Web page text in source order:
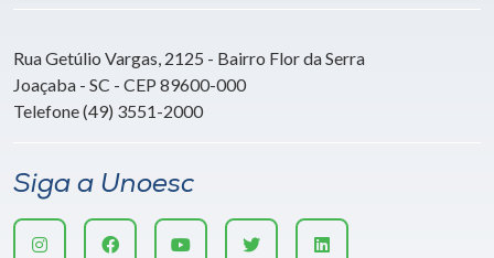
Rua Getúlio Vargas, 2125 - Bairro Flor da Serra
Joaçaba - SC - CEP 89600-000
Telefone (49) 3551-2000
Siga a Unoesc